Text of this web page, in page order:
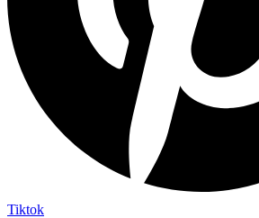
Tiktok